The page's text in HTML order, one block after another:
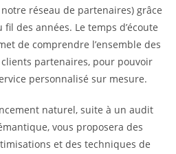
réseau de partenaires) grâce
fil des années. Le temps d’écoute
de comprendre l’ensemble des
partenaires, pour pouvoir
personnalisé sur mesure.
naturel, suite à un audit
vous proposera des
et des techniques de